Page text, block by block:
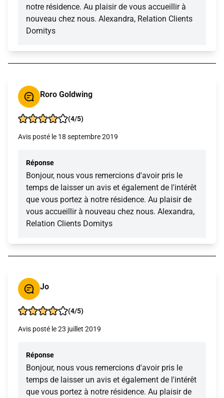
notre résidence. Au plaisir de vous accueillir à
nouveau chez nous. Alexandra, Relation Clients
Domitys
Roro Goldwing
(4/5)
Avis posté le 18 septembre 2019
Réponse
Bonjour, nous vous remercions d'avoir pris le
temps de laisser un avis et également de l'intérêt
que vous portez à notre résidence. Au plaisir de
vous accueillir à nouveau chez nous. Alexandra,
Relation Clients Domitys
Jo
(4/5)
Avis posté le 23 juillet 2019
Réponse
Bonjour, nous vous remercions d'avoir pris le
temps de laisser un avis et également de l'intérêt
que vous portez à notre résidence. Au plaisir de